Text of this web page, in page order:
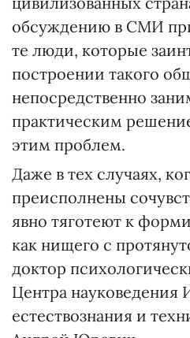
обсуждению в СМИ
те люди, которые
построении такого
непосредственно
практическим
этим проблем.
Даже в тех случаях,
преисполнены
явно тяготеют к
как нищего с
доктор
Центра науковедения
естествознания и